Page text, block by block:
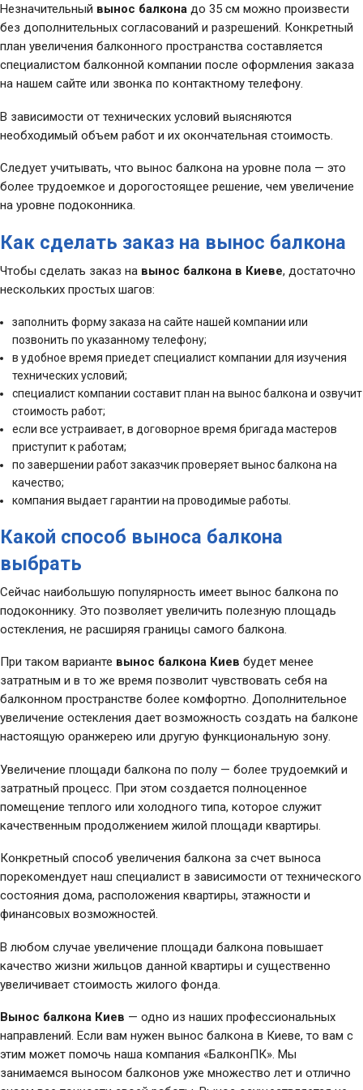
КОНТАКТЫ
RUS
Незначительный вынос балкона до 35 см можно произвести
без дополнительных согласований и разрешений. Конкретный
план увеличения балконного пространства составляется
специалистом балконной компании после оформления заказа
на нашем сайте или звонка по контактному телефону.
В зависимости от технических условий выясняются
необходимый объем работ и их окончательная стоимость.
Следует учитывать, что вынос балкона на уровне пола — это
более трудоемкое и дорогостоящее решение, чем увеличение
на уровне подоконника.
Как сделать заказ на вынос балкона
Чтобы сделать заказ на вынос балкона в Киеве, достаточно
нескольких простых шагов:
заполнить форму заказа на сайте нашей компании или
позвонить по указанному телефону;
в удобное время приедет специалист компании для изучения
технических условий;
специалист компании составит план на вынос балкона и озвучит
стоимость работ;
если все устраивает, в договорное время бригада мастеров
приступит к работам;
по завершении работ заказчик проверяет вынос балкона на
качество;
компания выдает гарантии на проводимые работы.
Какой способ выноса балкона
выбрать
Сейчас наибольшую популярность имеет вынос балкона по
подоконнику. Это позволяет увеличить полезную площадь
остекления, не расширяя границы самого балкона.
При таком варианте вынос балкона Киев будет менее
затратным и в то же время позволит чувствовать себя на
балконном пространстве более комфортно. Дополнительное
увеличение остекления дает возможность создать на балконе
настоящую оранжерею или другую функциональную зону.
Увеличение площади балкона по полу — более трудоемкий и
затратный процесс. При этом создается полноценное
помещение теплого или холодного типа, которое служит
качественным продолжением жилой площади квартиры.
Конкретный способ увеличения балкона за счет выноса
порекомендует наш специалист в зависимости от технического
состояния дома, расположения квартиры, этажности и
финансовых возможностей.
В любом случае увеличение площади балкона повышает
качество жизни жильцов данной квартиры и существенно
увеличивает стоимость жилого фонда.
Вынос балкона Киев — одно из наших профессиональных
направлений. Если вам нужен вынос балкона в Киеве, то вам с
этим может помочь наша компания «БалконПК». Мы
занимаемся выносом балконов уже множество лет и отлично